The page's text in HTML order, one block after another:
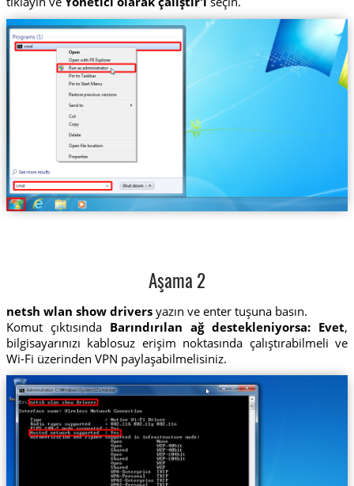
Aşama 2
netsh wlan show driversyazın ve enter tuşuna basın.
Komut çıktısında Barındırılan ağ destekleniyorsa: Evet,
bilgisayarınızı kablosuz erişim noktasında çalıştırabilmeli ve
Wi-Fi üzerinden VPN paylaşabilmelisiniz.